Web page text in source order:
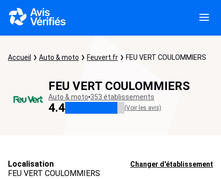
Accueil Auto & moto Feuvert.fr FEU VERT COULOMMIERS
FEU VERT COULOMMIERS
Auto & moto 353 établissements
4.4 (Voir les avis)
Localisation Changer d'établissement
FEU VERT COULOMMIERS